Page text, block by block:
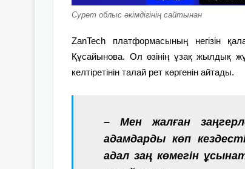
Сурет облыс әкімдігінің сайтынан
ZanTech платформасының негізін
Құсайынова. Ол өзінің ұзақ жылдық
келтіретінін талай рет көргенін айтады.
– Мен жалған
адамдарды көп
адал заң көмегін